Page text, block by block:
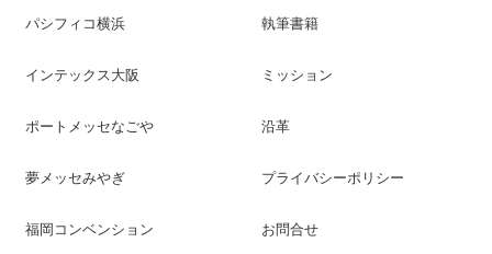
パシフィコ横浜
インテックス大阪
ポートメッセなごや
夢メッセみやぎ
福岡コンベンション
執筆書籍
ミッション
沿革
プライバシーポリシー
お問合せ